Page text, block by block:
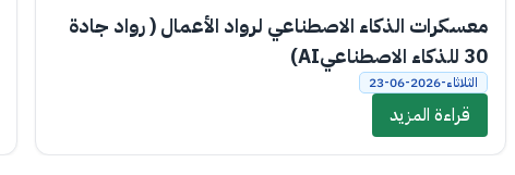
معسكرات الذكاء الاصطناعي لرواد الأعمال ( رواد جادة
30 للذكاء الاصطناعيAI)
الثلاثاء-2026-06-23
قراءة المزيد